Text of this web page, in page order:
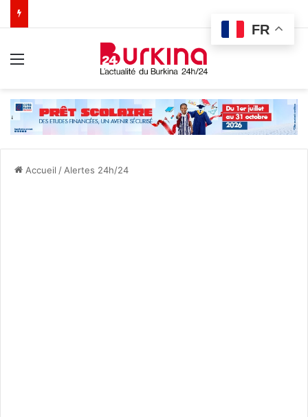
Accueil / Alertes 24h/24
FR